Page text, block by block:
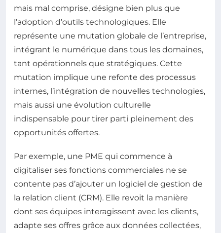
mais mal comprise, désigne bien plus que
l’adoption d’outils technologiques. Elle
représente une mutation globale de l’entreprise,
intégrant le numérique dans tous les domaines,
tant opérationnels que stratégiques. Cette
mutation implique une refonte des processus
internes, l’intégration de nouvelles technologies,
mais aussi une évolution culturelle
indispensable pour tirer parti pleinement des
opportunités offertes.
Par exemple, une PME qui commence à
digitaliser ses fonctions commerciales ne se
contente pas d’ajouter un logiciel de gestion de
la relation client (CRM). Elle revoit la manière
dont ses équipes interagissent avec les clients,
adapte ses offres grâce aux données collectées,